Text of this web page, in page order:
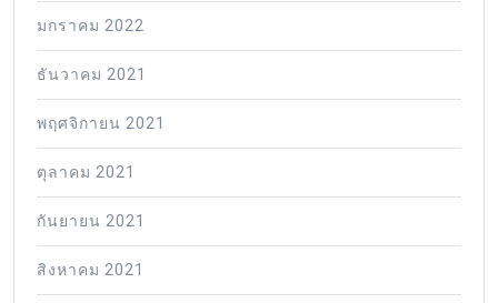
มกราคม 2022
ธันวาคม 2021
พฤศจิกายน 2021
ตุลาคม 2021
กันยายน 2021
สิงหาคม 2021